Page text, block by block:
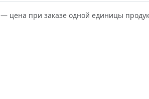
— цена при заказе одной единицы